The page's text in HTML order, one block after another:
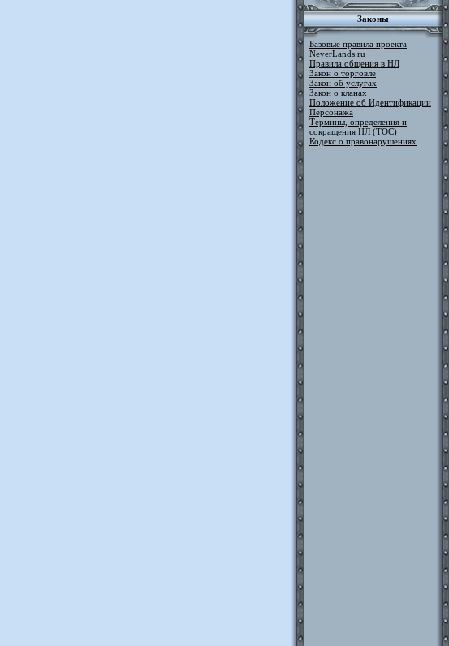
Законы
Базовые правила проекта
NeverLands.ru
Правила общения в НЛ
Закон о торговле
Закон об услугах
Закон о кланах
Положение об Идентификации
Персонажа
Термины, определения и
сокращения НЛ (ТОС)
Кодекс о правонарушениях